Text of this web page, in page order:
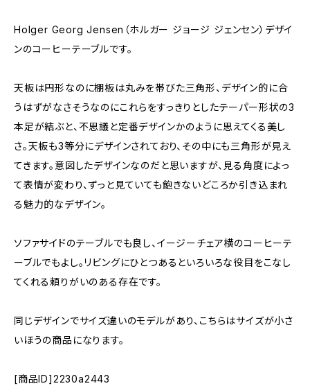
Holger Georg Jensen（ホルガー ジョージ ジェンセン）デザイ
ンのコーヒーテーブルです。
天板は円形なのに棚板は丸みを帯びた三角形、デザイン的に合
うはずがなさそうなのにこれらをすっきりとしたテーパー形状の3
本足が結ぶと、不思議と定番デザインかのように思えてくる美し
さ。天板も3等分にデザインされており、その中にも三角形が見え
てきます。意図したデザインなのだと思いますが、見る角度によっ
て表情が変わり、ずっと見ていても飽きないどころか引き込まれ
る魅力的なデザイン。
ソファサイドのテーブルでも良し、イージーチェア横のコーヒーテ
ーブルでもよし。リビングにひとつあるといろいろな役目をこなし
てくれる頼りがいのある存在です。
同じデザインでサイズ違いのモデルがあり、こちらはサイズが小さ
いほうの商品になります。
[商品ID]2230a2443